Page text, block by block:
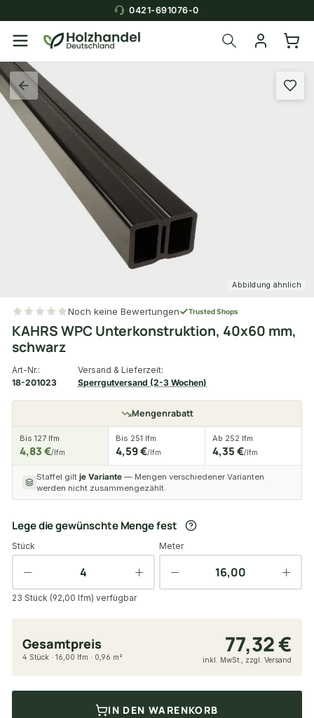
0421-691076-0
Abbildung ähnlich
Noch keine Bewertungen Trusted Shops
KAHRS WPC Unterkonstruktion, 40x60 mm,
schwarz
Art-Nr.:
18-201023
Versand & Lieferzeit:
Sperrgutversand (2-3 Wochen)
Mengenrabatt
Bis 127 lfm
4,83 €/lfm
Bis 251 lfm
4,59 €/lfm
Ab 252 lfm
4,35 €/lfm
Staffel gilt je Variante — Mengen verschiedener Varianten
werden nicht zusammengezählt.
Lege die gewünschte Menge fest
Stück Meter
23 Stück (92,00 lfm) verfügbar
Gesamtpreis 77,32 €
4 Stück · 16,00 lfm · 0,96 m² inkl. MwSt., zzgl. Versand
IN DEN WARENKORB